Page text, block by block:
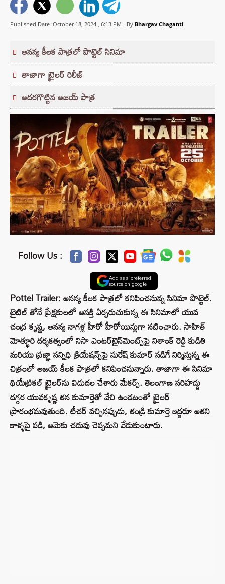
Published Date :October 18, 2024 , 6:13 PM By Bhargav Chaganti
అనన్య కీలక పాత్రలో పొట్టెల్ సినిమా
తాజాగా ట్రైలర్ రిలీజ్
అదరగొట్టిన అజయ్ పాత్ర
Follow Us :
Add as a preferred
source on google
Pottel Trailer: అనన్య కీలక పాత్రలో కనిపించనున్న సినిమా పొట్టెల్.
టైటిల్ తోనే ప్రేక్షకులలో ఆసక్తి ఏర్పరుచుకున్న ఈ సినిమాలో యువ
చంద్ర కృష్ణ, అనన్య నాగళ్ల హీరో హీరోయిన్లుగా నటించారు. సాహిత్
మోత్ఖూరి దర్శకత్వంలో నిసా ఎంటర్‌టైన్‌మెంట్స్‌పై నిశాంక్ రెడ్డి కుడితి
మరియు ప్రజ్ఞా సన్నిధి క్రియేషన్స్‌పై సురేష్ కుమార్ సడిగే నిర్మిస్తున్న ఈ
చిత్రంలో అజయ్ కీలక పాత్రలో కనిపించనున్నారు. తాజాగా ఈ సినిమా
థియేట్రికల్ ట్రైలర్‌ను విడుదల చేశారు మేకర్స్. తెలంగాణ సరిహద్దు
దగ్గర యువకృష్ణ తన కుమార్తెతో వేచి ఉండటంతో ట్రైలర్
ప్రారంభమవుతుంది. టీచర్ వచ్చినప్పుడు, తండ్రి కుమార్తె ఇద్దరూ అతని
కాళ్ళపై పడి, ఆమెకు చదువు చెప్పమని వేడుకుంటారు.